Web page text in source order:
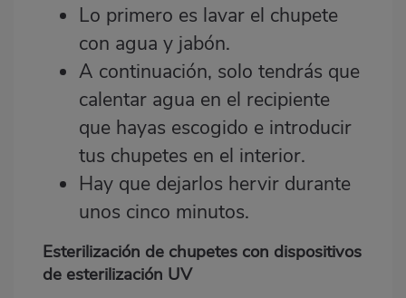
Lo primero es lavar el chupete
con agua y jabón.
A continuación, solo tendrás que
calentar agua en el recipiente
que hayas escogido e introducir
tus chupetes en el interior.
Hay que dejarlos hervir durante
unos cinco minutos.
Esterilización de chupetes con dispositivos
de esterilización UV